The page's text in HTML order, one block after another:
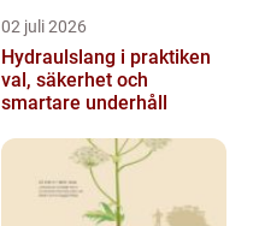
02 juli 2026
Hydraulslang i praktiken
val, säkerhet och
smartare underhåll